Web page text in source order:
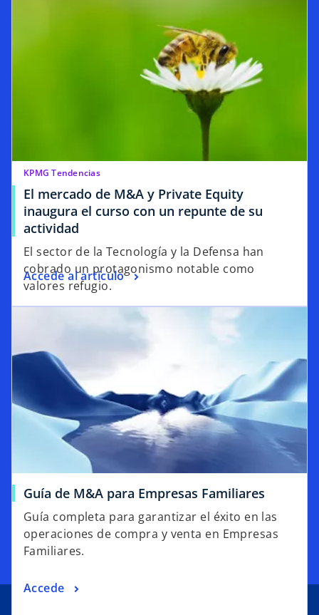
KPMG Tendencias
El mercado de M&A y Private Equity
inaugura el curso con un repunte de su
actividad
El sector de la Tecnología y la Defensa han
cobrado un protagonismo notable como
valores refugio.
Accede al artículo
Guía de M&A para Empresas Familiares
Guía completa para garantizar el éxito en las
operaciones de compra y venta en Empresas
Familiares.
Accede